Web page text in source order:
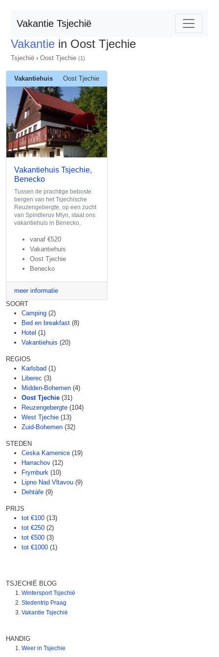
Vakantie Tsjechië
Vakantie in Oost Tjechie
Tsjechië › Oost Tjechie (1)
Vakantiehuis Oost Tjechie
Vakantiehuis Tsjechie,
Benecko
Tussen de prachtige beboste
bergen van het Tsjechische
Reuzengebergte, op een zucht
van Spindleruv Mlyn, staat ons
vakantiehuis in Benecko,
vanaf €520
Vakantiehuis
Oost Tjechie
Benecko
meer informatie
SOORT
Camping (2)
Bed en breakfast (8)
Hotel (1)
Vakantiehuis (20)
REGIOS
Karlsbad (1)
Liberec (3)
Midden-Bohemen (4)
Oost Tjechie (31)
Reuzengebergte (104)
West Tjechie (13)
Zuid-Bohemen (32)
STEDEN
Ceska Kamenice (19)
Harrachov (12)
Frymburk (10)
Lipno Nad Vltavou (9)
Dehtáře (9)
PRIJS
tot €100 (13)
tot €250 (2)
tot €500 (3)
tot €1000 (1)
TSJECHIË BLOG
Wintersport Tsjechië
Stedentrip Praag
Vakantie Tsjechië
HANDIG
Weer in Tsjechie